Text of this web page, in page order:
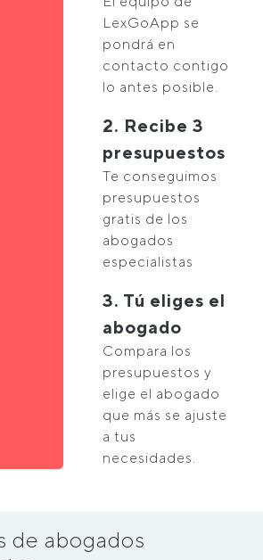
LexGoApp se
pondrá en
contacto contigo
lo antes posible.
2. Recibe 3
presupuestos
Te conseguimos
presupuestos
gratis de los
abogados
especialistas
3. Tú eliges el
abogado
Compara los
presupuestos y
elige el abogado
que más se ajuste
a tus
necesidades.
de abogados